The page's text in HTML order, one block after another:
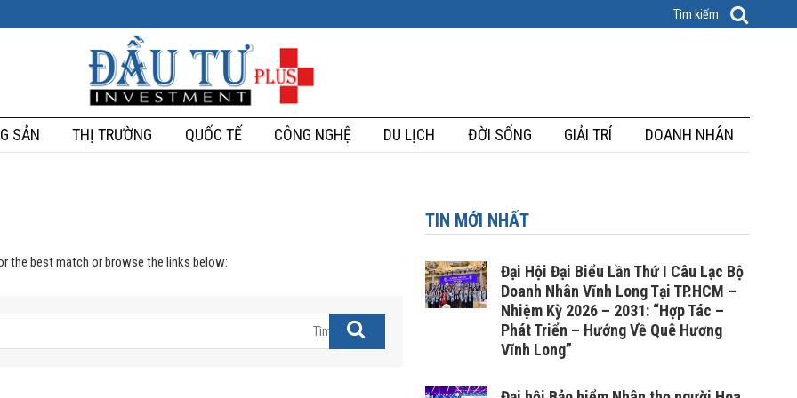
SẢN THỊ TRƯỜNG QUỐC TẾ CÔNG NGHỆ DU LỊCH ĐỜI SỐNG GIẢI TRÍ DOANH NHÂN
the best match or browse the links below:
TIN MỚI NHẤT
Đại Hội Đại Biểu Lần Thứ I Câu Lạc Bộ
Doanh Nhân Vĩnh Long Tại TP.HCM –
Nhiệm Kỳ 2026 – 2031: “Hợp Tác –
Phát Triển – Hướng Về Quê Hương
Vĩnh Long”